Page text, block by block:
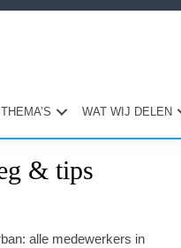
WAT WIJ DELEN
& tips
alle medewerkers in